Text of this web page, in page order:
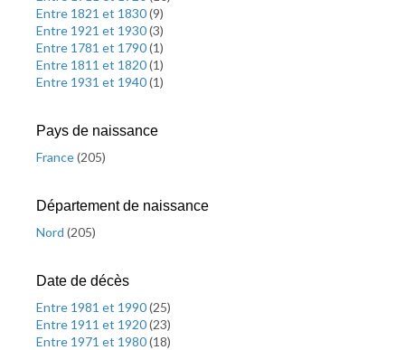
Entre 1821 et 1830(9)
Entre 1921 et 1930(3)
Entre 1781 et 1790(1)
Entre 1811 et 1820(1)
Entre 1931 et 1940(1)
Pays de naissance
France(205)
Département de naissance
Nord (205)
Date de décès
Entre 1981 et 1990(25)
Entre 1911 et 1920(23)
Entre 1971 et 1980(18)